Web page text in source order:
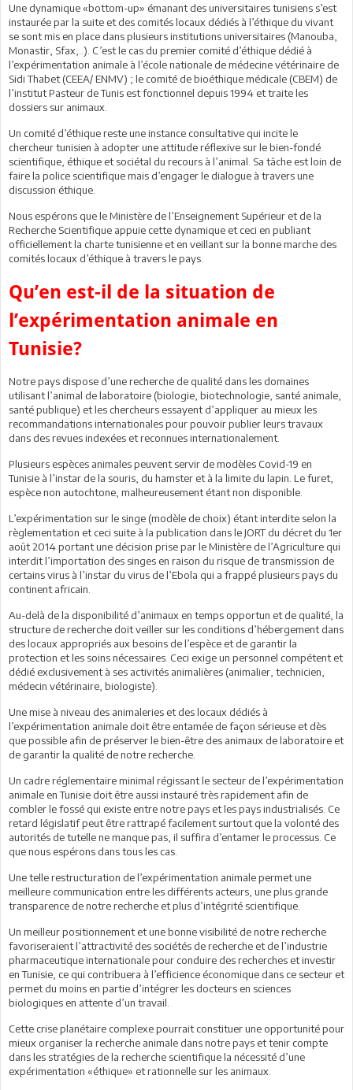
Une dynamique «bottom-up» émanant des universitaires tunisiens s’est
instaurée par la suite et des comités locaux dédiés à l’éthique du vivant
se sont mis en place dans plusieurs institutions universitaires (Manouba,
Monastir, Sfax,..). C’est le cas du premier comité d’éthique dédié à
l’expérimentation animale à l’école nationale de médecine vétérinaire de
Sidi Thabet (CEEA/ ENMV) ; le comité de bioéthique médicale (CBEM) de
l’institut Pasteur de Tunis est fonctionnel depuis 1994 et traite les
dossiers sur animaux.
Un comité d’éthique reste une instance consultative qui incite le
chercheur tunisien à adopter une attitude réflexive sur le bien-fondé
scientifique, éthique et sociétal du recours à l’animal. Sa tâche est loin de
faire la police scientifique mais d’engager le dialogue à travers une
discussion éthique.
Nous espérons que le Ministère de l’Enseignement Supérieur et de la
Recherche Scientifique appuie cette dynamique et ceci en publiant
officiellement la charte tunisienne et en veillant sur la bonne marche des
comités locaux d’éthique à travers le pays.
Qu’en est-il de la situation de
l’expérimentation animale en
Tunisie?
Notre pays dispose d’une recherche de qualité dans les domaines
utilisant l’animal de laboratoire (biologie, biotechnologie, santé animale,
santé publique) et les chercheurs essayent d’appliquer au mieux les
recommandations internationales pour pouvoir publier leurs travaux
dans des revues indexées et reconnues internationalement.
Plusieurs espèces animales peuvent servir de modèles Covid-19 en
Tunisie à l’instar de la souris, du hamster et à la limite du lapin. Le furet,
espèce non autochtone, malheureusement étant non disponible.
L’expérimentation sur le singe (modèle de choix) étant interdite selon la
règlementation et ceci suite à la publication dans le JORT du décret du 1er
août 2014 portant une décision prise par le Ministère de l’Agriculture qui
interdit l’importation des singes en raison du risque de transmission de
certains virus à l’instar du virus de l’Ebola qui a frappé plusieurs pays du
continent africain.
Au-delà de la disponibilité d’animaux en temps opportun et de qualité, la
structure de recherche doit veiller sur les conditions d’hébergement dans
des locaux appropriés aux besoins de l’espèce et de garantir la
protection et les soins nécessaires. Ceci exige un personnel compétent et
dédié exclusivement à ses activités animalières (animalier, technicien,
médecin vétérinaire, biologiste).
Une mise à niveau des animaleries et des locaux dédiés à
l’expérimentation animale doit être entamée de façon sérieuse et dès
que possible afin de préserver le bien-être des animaux de laboratoire et
de garantir la qualité de notre recherche.
Un cadre réglementaire minimal régissant le secteur de l’expérimentation
animale en Tunisie doit être aussi instauré très rapidement afin de
combler le fossé qui existe entre notre pays et les pays industrialisés. Ce
retard législatif peut être rattrapé facilement surtout que la volonté des
autorités de tutelle ne manque pas, il suffira d’entamer le processus. Ce
que nous espérons dans tous les cas.
Une telle restructuration de l’expérimentation animale permet une
meilleure communication entre les différents acteurs, une plus grande
transparence de notre recherche et plus d’intégrité scientifique.
Un meilleur positionnement et une bonne visibilité de notre recherche
favoriseraient l’attractivité des sociétés de recherche et de l’industrie
pharmaceutique internationale pour conduire des recherches et investir
en Tunisie, ce qui contribuera à l’efficience économique dans ce secteur et
permet du moins en partie d’intégrer les docteurs en sciences
biologiques en attente d’un travail.
Cette crise planétaire complexe pourrait constituer une opportunité pour
mieux organiser la recherche animale dans notre pays et tenir compte
dans les stratégies de la recherche scientifique la nécessité d’une
expérimentation «éthique» et rationnelle sur les animaux.